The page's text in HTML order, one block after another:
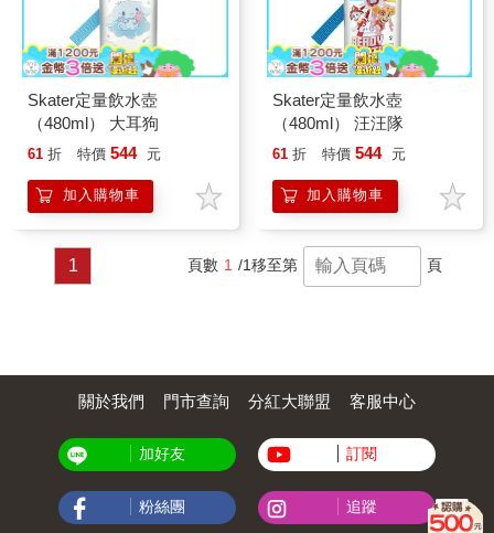
Skater定量飲水壺
（480ml） 大耳狗
61 折 特價 544 元
加入購物車
Skater定量飲水壺
（480ml） 汪汪隊
61 折 特價 544 元
加入購物車
1 頁數 1 /1移至第 頁
關於我們 門市查詢 分紅大聯盟 客服中心
加好友 訂閱
粉絲團 追蹤